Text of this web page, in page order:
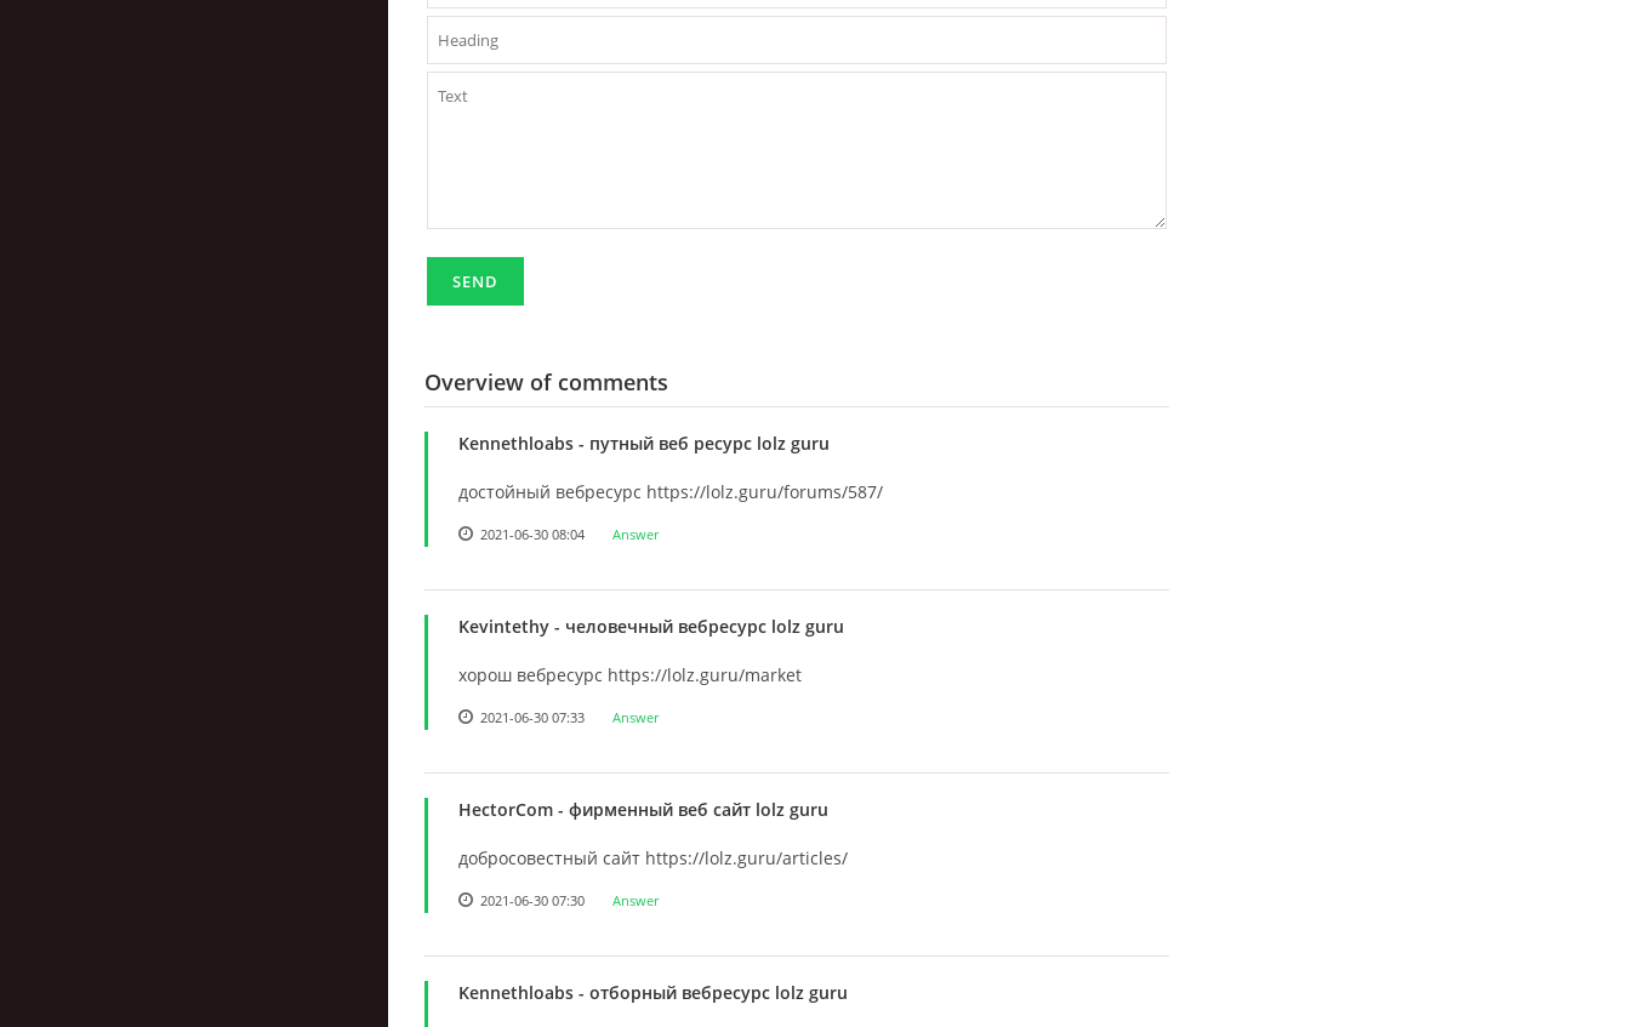
Overview of comments
Kennethloabs - путный веб ресурс lolz guru
достойный вебресурс https://lolz.guru/forums/587/
2021-06-30 08:04 Answer
Kevintethy - человечный вебресурс lolz guru
хорош вебресурс https://lolz.guru/market
2021-06-30 07:33 Answer
HectorCom - фирменный веб сайт lolz guru
добросовестный сайт https://lolz.guru/articles/
2021-06-30 07:30 Answer
Kennethloabs - отборный вебресурс lolz guru